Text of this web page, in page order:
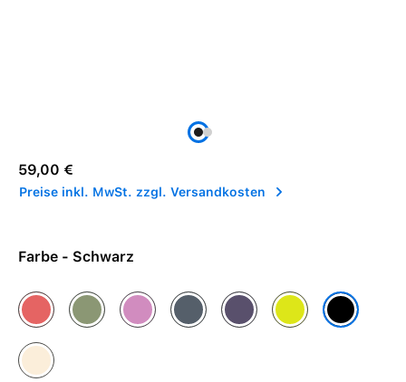
Regulärer Preis:
59,00 €
Preise inkl. MwSt. zzgl. Versandkosten
Farbe - Schwarz
GuavepinkHellmoosgrünLeuchtendes Lavendel
MaritimblauNebelviolettNeongelbSchwarz
Vanille